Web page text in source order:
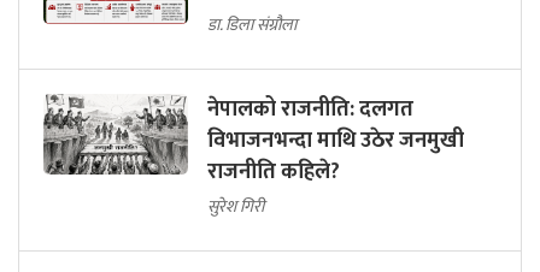
डा. डिला संग्रौला
नेपालको राजनीति: दलगत
विभाजनभन्दा माथि उठेर जनमुखी
राजनीति कहिले?
सुरेश गिरी